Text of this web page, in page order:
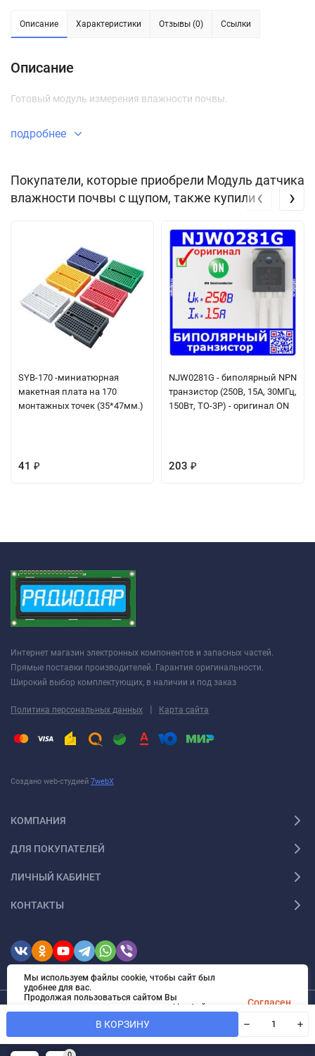
В КОРЗИНУ
Описание Характеристики Отзывы (0) Ссылки
Описание
Готовый модуль измерения влажности почвы.
подробнее
Покупатели, которые приобрели Модуль датчика
влажности почвы с щупом, также купили
SYB-170 -миниатюрная
макетная плата на 170
монтажных точек (35*47мм.)
41 ₽
NJW0281G - биполярный NPN
транзистор (250В, 15А, 30МГц,
150Вт, TO-3P) - оригинал ON
203 ₽
‹ ›
Интернет магазин электронных компонентов и запасных частей.
Прямые поставки производителей. Гарантия оригинальности.
Широкий выбор комплектующих, в наличии и под заказ
Политика персональных данных | Карта сайта
Создано web-студией 7webX
КОМПАНИЯ
ДЛЯ ПОКУПАТЕЛЕЙ
ЛИЧНЫЙ КАБИНЕТ
КОНТАКТЫ
Мы используем файлы cookie, чтобы сайт был
удобнее для вас.
Продолжая пользоваться сайтом Вы
соглашаетесь с использованием cookies файлов.
политике конфиденциальности
Согласен